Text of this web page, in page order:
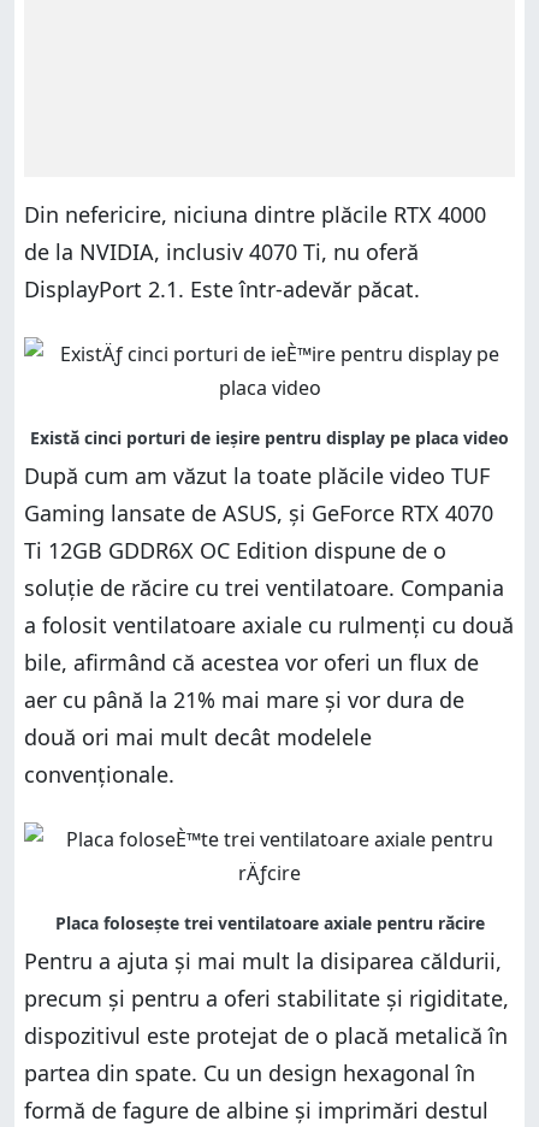
Din nefericire, niciuna dintre plăcile RTX 4000
de la NVIDIA, inclusiv 4070 Ti, nu oferă
DisplayPort 2.1. Este într-adevăr păcat.
După cum am văzut la toate plăcile video TUF
Gaming lansate de ASUS, și GeForce RTX 4070
Ti 12GB GDDR6X OC Edition dispune de o
soluție de răcire cu trei ventilatoare. Compania
a folosit ventilatoare axiale cu rulmenți cu două
bile, afirmând că acestea vor oferi un flux de
aer cu până la 21% mai mare și vor dura de
două ori mai mult decât modelele
convenționale.
Pentru a ajuta și mai mult la disiparea căldurii,
precum și pentru a oferi stabilitate și rigiditate,
dispozitivul este protejat de o placă metalică în
partea din spate. Cu un design hexagonal în
formă de fagure de albine și imprimări destul